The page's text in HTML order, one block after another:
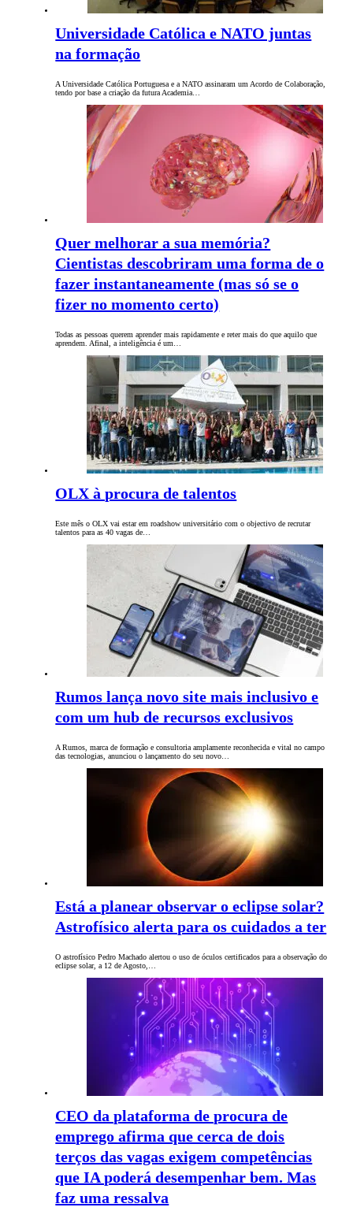
Universidade Católica e NATO juntas
na formação
A Universidade Católica Portuguesa e a NATO assinaram um Acordo de Colaboração,
tendo por base a criação da futura Academia…
Quer melhorar a sua memória?
Cientistas descobriram uma forma de o
fazer instantaneamente (mas só se o
fizer no momento certo)
Todas as pessoas querem aprender mais rapidamente e reter mais do que aquilo que
aprendem. Afinal, a inteligência é um…
OLX à procura de talentos
Este mês o OLX vai estar em roadshow universitário com o objectivo de recrutar
talentos para as 40 vagas de…
Rumos lança novo site mais inclusivo e
com um hub de recursos exclusivos
A Rumos, marca de formação e consultoria amplamente reconhecida e vital no campo
das tecnologias, anunciou o lançamento do seu novo…
Está a planear observar o eclipse solar?
Astrofísico alerta para os cuidados a ter
O astrofísico Pedro Machado alertou o uso de óculos certificados para a observação do
eclipse solar, a 12 de Agosto,…
CEO da plataforma de procura de
emprego afirma que cerca de dois
terços das vagas exigem competências
que IA poderá desempenhar bem. Mas
faz uma ressalva